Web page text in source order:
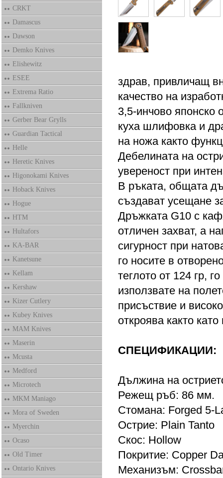
CRKT
Damascus
Dawson
Demko Knives
Elishewitz
ESEE
Extrema Ratio
Fallkniven
Gerber Bear Grylls
Guardian Tactical
Helle
Heretic Knives
Higonokami Knives
Hoback Knives
Hogue
HTM
Hultafors
KA-BAR
Kanetsune
Kellam
Kershaw
Kizer Cutlery
Kubey Knives
MAM Knives
Maserin
Mcusta
Medford
Microtech
MKM Maniago
Mora of Sweden
Myerchin
Ocaso
Old Timer
Ontario Knives
здрав, привличащ
качество на
3,5-инчово японско
куха шлифовка и
на ножа както
Дебелината на
увереност при
В ръката, общата
създават усещане
Дръжката G10 с
отличен захват, а
сигурност при
го носите в
теглото от 124 гр,
използвате на
присъствие и
откроява както
СПЕЦИФИКАЦИИ:
Дължина на
Режещ ръб: 86 мм.
Стомана: Forged 5-
Острие: Plain Tanto
Скос: Hollow
Покритие: Copper
Механизъм: